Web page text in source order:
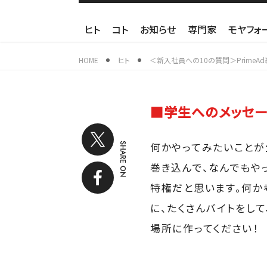
ヒト コト お知らせ 専門家 モヤフ
HOME ヒト ＜新入社員への10の質問＞PrimeAd
SHARE ON
■学生へのメッセ
何かやってみたいこと
巻き込んで、なんでも
特権だと思います。何
に、たくさんバイトをし
場所に作ってください！